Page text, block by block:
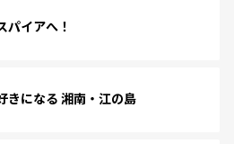
パイアへ！
きになる 湘南・江の島